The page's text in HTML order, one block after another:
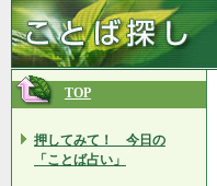
TOP
押してみて！ 今日の
「ことば占い」